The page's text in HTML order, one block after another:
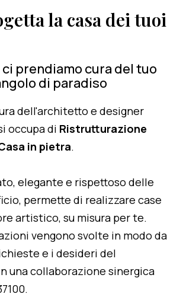
la casa dei tuoi
ci prendiamo cura del tuo
di paradiso
dell'architetto e designer
occupa di Ristrutturazione
in pietra.
elegante e rispettoso delle
permette di realizzare case
artistico, su misura per te.
vengono svolte in modo da
e i desideri del
una collaborazione sinergica